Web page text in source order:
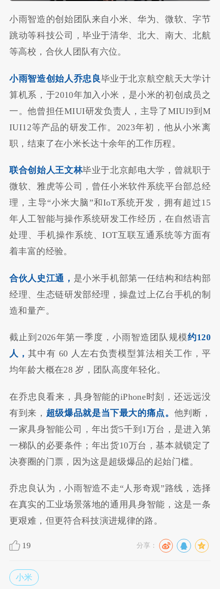
小雨智造的创始团队来自小米、华为、微软、字节
跳动等科技公司，毕业于清华、北大、南大、北航
等高校，合伙人团队有六位。
小雨智造创始人乔忠良毕业于北京航空航天大学计
算机系，于2010年加入小米，是小米的初创成员之
一。他曾担任MIUI研发负责人，主导了MIUI9到M
IUI12等产品的研发工作。2023年初，他从小米离
职，结束了在小米长达十余年的工作历程。
联合创始人王文林毕业于北京邮电大学，曾就职于
微软、雅虎等公司，曾任小米软件系统平台部总经
理，主导“小米大脑”和IoT系统开发，拥有超过15
年人工智能与操作系统研发工作经历，在自然语言
处理、手机操作系统、IOT互联互通系统等方面有
着丰富的经验。
合伙人史江通， 是小米手机部第一任结构和结构部
经理、生态链研发部经理，操盘过上亿台手机的制
造和量产。
截止到2026年第一季度，小雨智造团队规模约120
人，其中有 60 人左右负责模型算法相关工作，平
均年龄大概在28 岁，团队高度年轻化。
在乔忠良看来，具身智能的iPhone时刻，还远远没
有到来， 超级爆品就是当下最大的痛点。 他判断，
一家具身智能公司，年出货5千到1万台，是进入第
一梯队的必要条件；年出货10万台，基本就锁定了
决赛圈的门票，因为这是超级爆品的起始门槛。
乔忠良认为，小雨智造不走“人形奇观”路线，选择
在真实的工业场景落地的通用具身智能，这是一条
更艰难，但更符合科技演进规律的路。
19 分享：
小米